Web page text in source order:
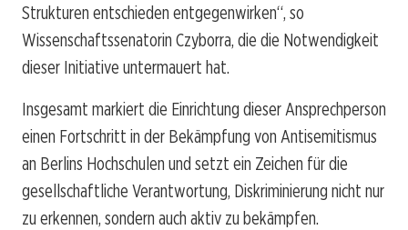
Strukturen entschieden entgegenwirken“, so
Wissenschaftssenatorin Czyborra, die die Notwendigkeit
dieser Initiative untermauert hat.
Insgesamt markiert die Einrichtung dieser Ansprechperson
einen Fortschritt in der Bekämpfung von Antisemitismus
an Berlins Hochschulen und setzt ein Zeichen für die
gesellschaftliche Verantwortung, Diskriminierung nicht nur
zu erkennen, sondern auch aktiv zu bekämpfen.